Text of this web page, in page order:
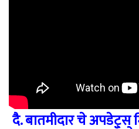
दै. बातमीदार चे अपडेट्स